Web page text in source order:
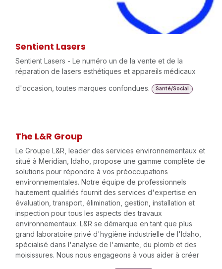
Sentient Lasers
Sentient Lasers - Le numéro un de la vente et de la
réparation de lasers esthétiques et appareils médicaux
d'occasion, toutes marques confondues.
Santé/Social
The L&R Group
Le Groupe L&R, leader des services environnementaux et
situé à Meridian, Idaho, propose une gamme complète de